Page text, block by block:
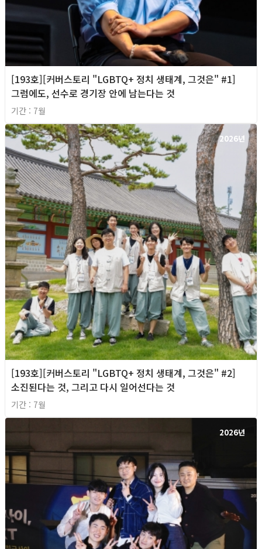
[193호][커버스토리 "LGBTQ+ 정치 생태계, 그것은" #1]
그럼에도, 선수로 경기장 안에 남는다는 것
기간 : 7월
2026년
[193호][커버스토리 "LGBTQ+ 정치 생태계, 그것은" #2]
소진된다는 것, 그리고 다시 일어선다는 것
기간 : 7월
2026년